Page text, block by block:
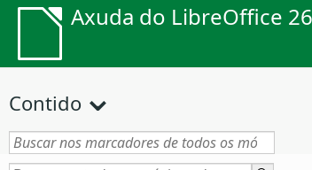
Axuda do LibreOffice
Contido